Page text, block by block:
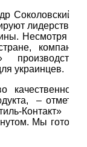
Соколовский и
лидерство в
Несмотря на
компания
украинцев.
– отметил
Контакт» не
Мы готовы